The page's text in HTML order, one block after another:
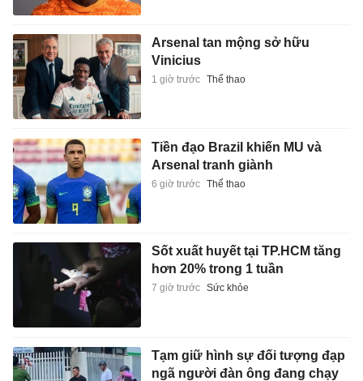
Arsenal tan mộng sở hữu
Vinicius
1 giờ trước Thể thao
Tiền đạo Brazil khiến MU và
Arsenal tranh giành
6 giờ trước Thể thao
Sốt xuất huyết tại TP.HCM tăng
hơn 20% trong 1 tuần
7 giờ trước Sức khỏe
Tạm giữ hình sự đối tượng đạp
ngã người đàn ông đang chạy